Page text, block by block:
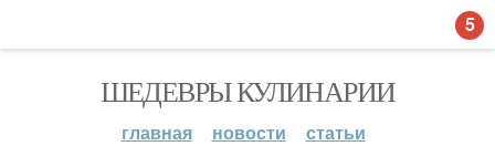
ШЕДЕВРЫ КУЛИНАРИИ
главная новости статьи
5